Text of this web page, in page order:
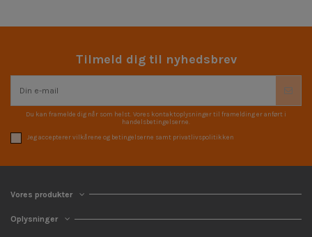
Tilmeld dig til nyhedsbrev
Du kan framelde dig når som helst. Vores kontaktoplysninger til framelding er anført i
handelsbetingelserne.
Jeg accepterer vilkårene og betingelserne samt privatlivspolitikken
Vores produkter
Oplysninger